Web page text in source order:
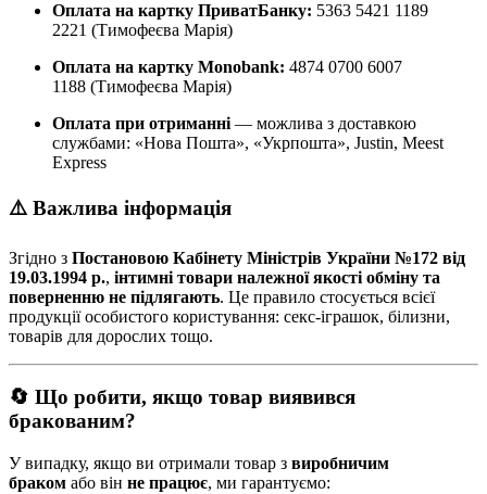
Оплата на картку ПриватБанку: 5363 5421 1189
2221 (Тимофеєва Марія)
Оплата на картку Monobank: 4874 0700 6007
1188 (Тимофеєва Марія)
Оплата при отриманні — можлива з доставкою
службами: «Нова Пошта», «Укрпошта», Justin, Meest
Express
⚠️ Важлива інформація
Згідно з Постановою Кабінету Міністрів України №172 від
19.03.1994 р., інтимні товари належної якості обміну та
поверненню не підлягають. Це правило стосується всієї
продукції особистого користування: секс-іграшок, білизни,
товарів для дорослих тощо.
🔄 Що робити, якщо товар виявився
бракованим?
У випадку, якщо ви отримали товар з виробничим
браком або він не працює, ми гарантуємо: